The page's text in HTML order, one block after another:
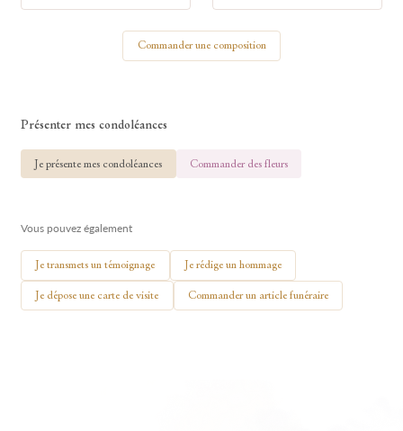
Commander une composition
Présenter mes condoléances
Je présente mes condoléances Commander des fleurs
Vous pouvez également
Je transmets un témoignage Je rédige un hommage
Je dépose une carte de visite Commander un article funéraire